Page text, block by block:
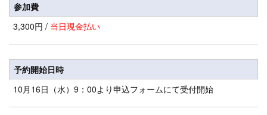
参加費
3,300円 / 当日現金払い
予約開始日時
10月16日（水）9：00より申込フォームにて受付開始